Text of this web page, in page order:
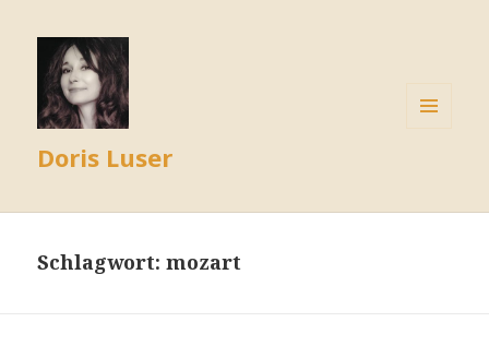
Doris Luser
Schlagwort:mozart